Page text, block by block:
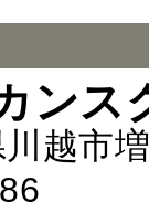
ンス
越市